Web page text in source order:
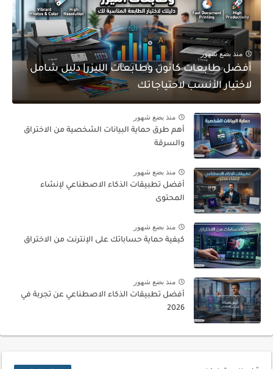
منذ بضع شهور
أفضل طابعات كانون وطابعات الليزر| دليل شامل
لاختيار الأنسب لاحتياجاتك
منذ بضع شهور
أهم طرق حماية البيانات الشخصية من الاختراق
والسرقة
منذ بضع شهور
أفضل تطبيقات الذكاء الاصطناعي لإنشاء
المحتوى
منذ بضع شهور
كيفية حماية حساباتك على الإنترنت من الاختراق
منذ بضع شهور
أفضل تطبيقات الذكاء الاصطناعي عن تجربة في
2026